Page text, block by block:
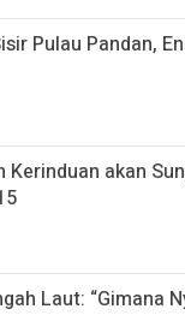
Pulau Pandan,
akan
Laut: “Gimana